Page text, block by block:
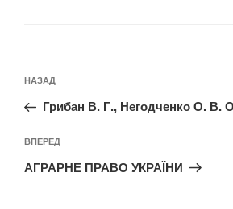
записів
Попередній
запис:
НАЗАД
Грибан В. Г., Негодченко О. В.
Наступний
запис
ВПЕРЕД
АГРАРНЕ ПРАВО УКРАЇНИ